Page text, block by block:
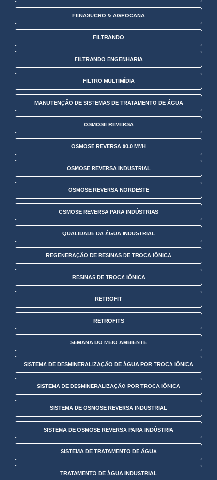
FENASUCRO & AGROCANA
FILTRANDO
FILTRANDO ENGENHARIA
FILTRO MULTIMÍDIA
MANUTENÇÃO DE SISTEMAS DE TRATAMENTO DE ÁGUA
OSMOSE REVERSA
OSMOSE REVERSA 90.0 M³/H
OSMOSE REVERSA INDUSTRIAL
OSMOSE REVERSA NORDESTE
OSMOSE REVERSA PARA INDÚSTRIAS
QUALIDADE DA ÁGUA INDUSTRIAL
REGENERAÇÃO DE RESINAS DE TROCA IÔNICA
RESINAS DE TROCA IÔNICA
RETROFIT
RETROFITS
SEMANA DO MEIO AMBIENTE
SISTEMA DE DESMINERALIZAÇÃO DE ÁGUA POR TROCA IÔNICA
SISTEMA DE DESMINERALIZAÇÃO POR TROCA IÔNICA
SISTEMA DE OSMOSE REVERSA INDUSTRIAL
SISTEMA DE OSMOSE REVERSA PARA INDÚSTRIA
SISTEMA DE TRATAMENTO DE ÁGUA
TRATAMENTO DE ÁGUA INDUSTRIAL